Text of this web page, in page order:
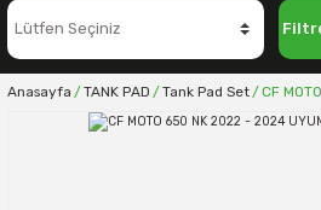
Anasayfa TANK PAD Tank Pad Set CF